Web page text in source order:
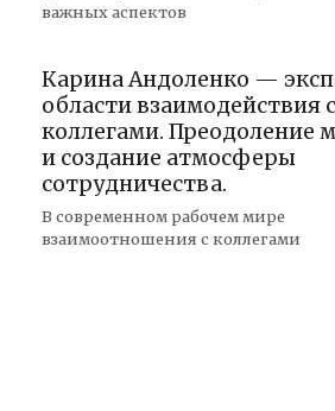
важных аспектов
Карина Андоленко —
области взаимодействия с
коллегами. Преодоление
и создание атмосферы
сотрудничества.
В современном рабочем мире
взаимоотношения с коллегами